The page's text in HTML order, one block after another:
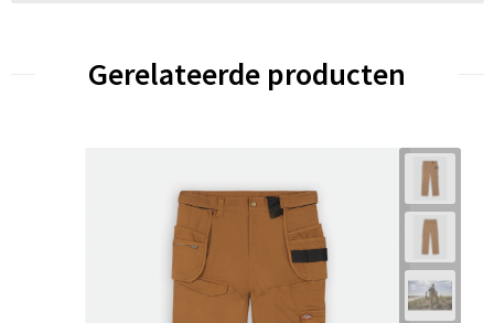
Gerelateerde producten